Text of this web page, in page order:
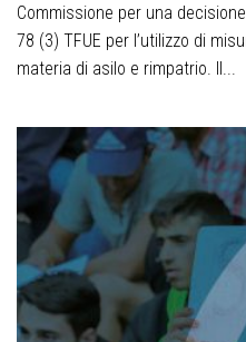
Commissione per una
78 (3) TFUE per l’utilizzo di
materia di asilo e rimpatrio. Il...